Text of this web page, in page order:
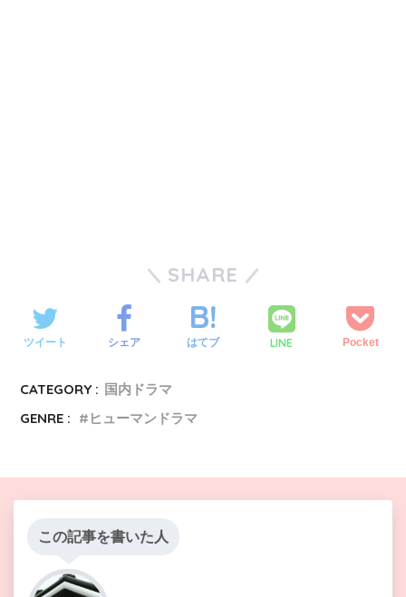
SHARE
ツイート シェア はてブ LINE Pocket
CATEGORY : 国内ドラマ
GENRE :
ヒューマンドラマ
この記事を書いた人